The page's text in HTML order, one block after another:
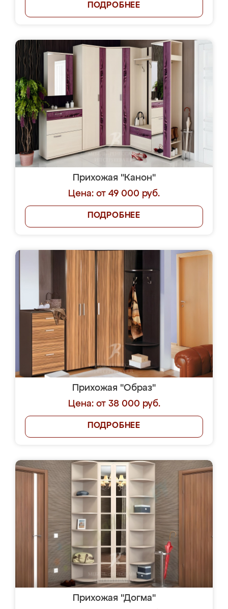
ПОДРОБНЕЕ
Прихожая "Канон"
Цена: от 49 000 руб.
ПОДРОБНЕЕ
Прихожая "Образ"
Цена: от 38 000 руб.
ПОДРОБНЕЕ
Прихожая "Догма"